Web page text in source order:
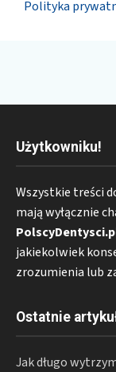
Polityka
Użytkowniku!
Wszystkie treści
mają wyłącznie
jakiekolwiek
zrozumienia lub
Ostatnie
Jak długo